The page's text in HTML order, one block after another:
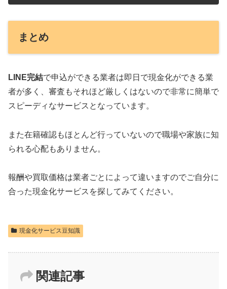
まとめ
LINE完結で申込ができる業者は即日で現金化ができる業
者が多く、審査もそれほど厳しくはないので非常に簡単で
スピーディなサービスとなっています。
また在籍確認もほとんど行っていないので職場や家族に知
られる心配もありません。
報酬や買取価格は業者ごとによって違いますのでご自分に
合った現金化サービスを探してみてください。
現金化サービス豆知識
関連記事